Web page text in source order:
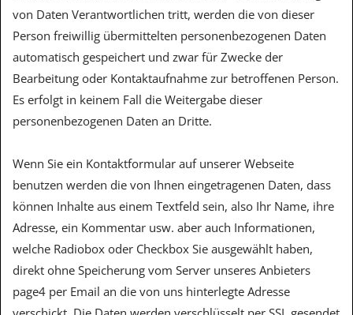
von Daten Verantwortlichen tritt, werden die von dieser
Person freiwillig übermittelten personenbezogenen Daten
automatisch gespeichert und zwar für Zwecke der
Bearbeitung oder Kontaktaufnahme zur betroffenen Person.
Es erfolgt in keinem Fall die Weitergabe dieser
personenbezogenen Daten an Dritte.
Wenn Sie ein Kontaktformular auf unserer Webseite
benutzen werden die von Ihnen eingetragenen Daten, dass
können Inhalte aus einem Textfeld sein, also Ihr Name, ihre
Adresse, ein Kommentar usw. aber auch Informationen,
welche Radiobox oder Checkbox Sie ausgewählt haben,
direkt ohne Speicherung vom Server unseres Anbieters
page4 per Email an die von uns hinterlegte Adresse